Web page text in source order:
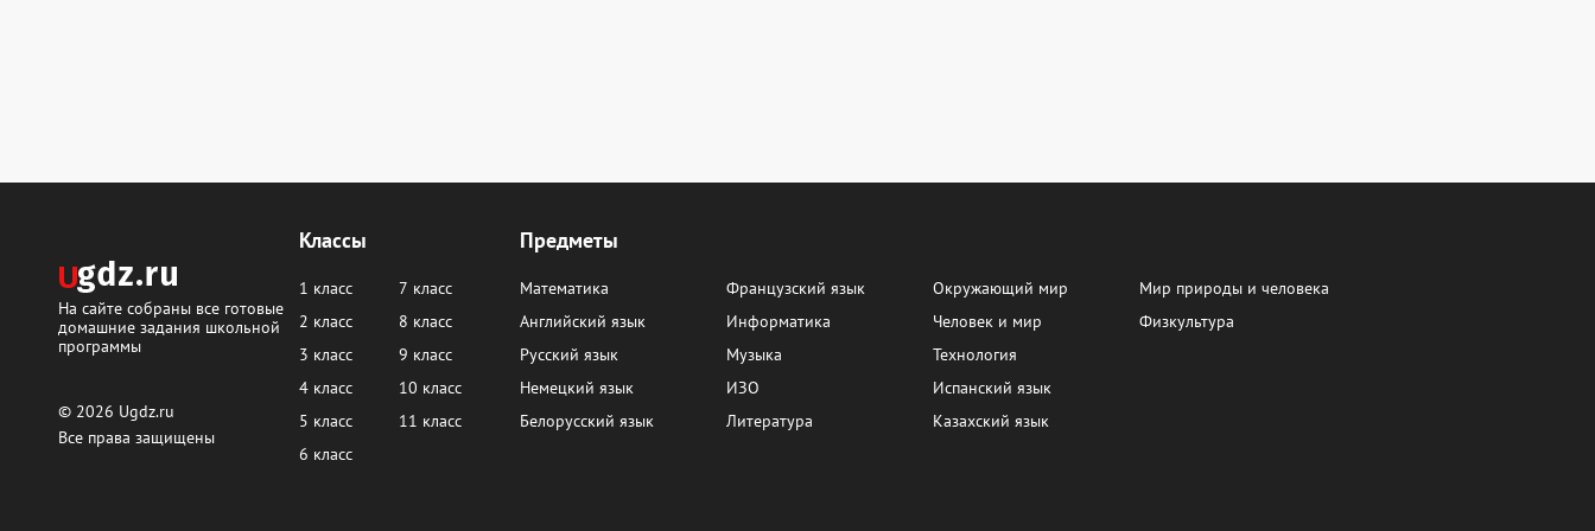
Классы
1 класс
2 класс
3 класс
4 класс
5 класс
6 класс
7 класс
8 класс
9 класс
10 класс
11 класс
Предметы
Математика
Английский язык
Русский язык
Немецкий язык
Белорусский язык
Французский язык
Информатика
Музыка
ИЗО
Литература
Окружающий мир
Человек и мир
Технология
Испанский язык
Казахский язык
Мир природы и человека
Физкультура
На сайте собраны все готовые
домашние задания школьной
программы
© 2026 Ugdz.ru
Все права защищены